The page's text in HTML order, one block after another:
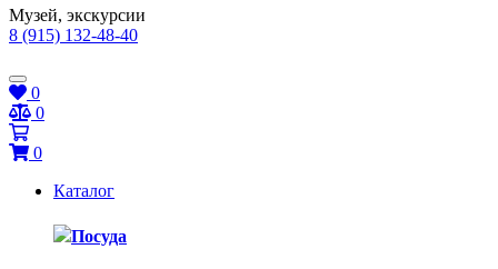
Музей, экскурсии
8 (915) 132-48-40
0
0
0
Каталог
Посуда